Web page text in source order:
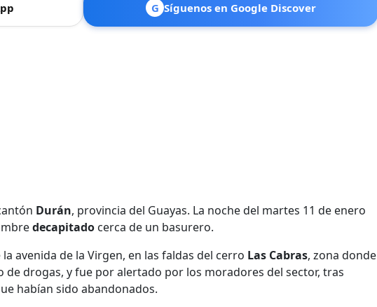
G Síguenos en Google Discover
Durán, provincia del Guayas. La noche del martes 11 de enero
decapitado cerca de un basurero.
avenida de la Virgen, en las faldas del cerro Las Cabras, zona donde
drogas, y fue por alertado por los moradores del sector, tras
habían sido abandonados.